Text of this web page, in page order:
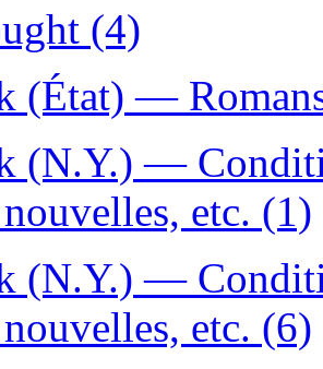
(4)
(État) —
(N.Y.) —
etc. (1)
(N.Y.) —
etc. (6)